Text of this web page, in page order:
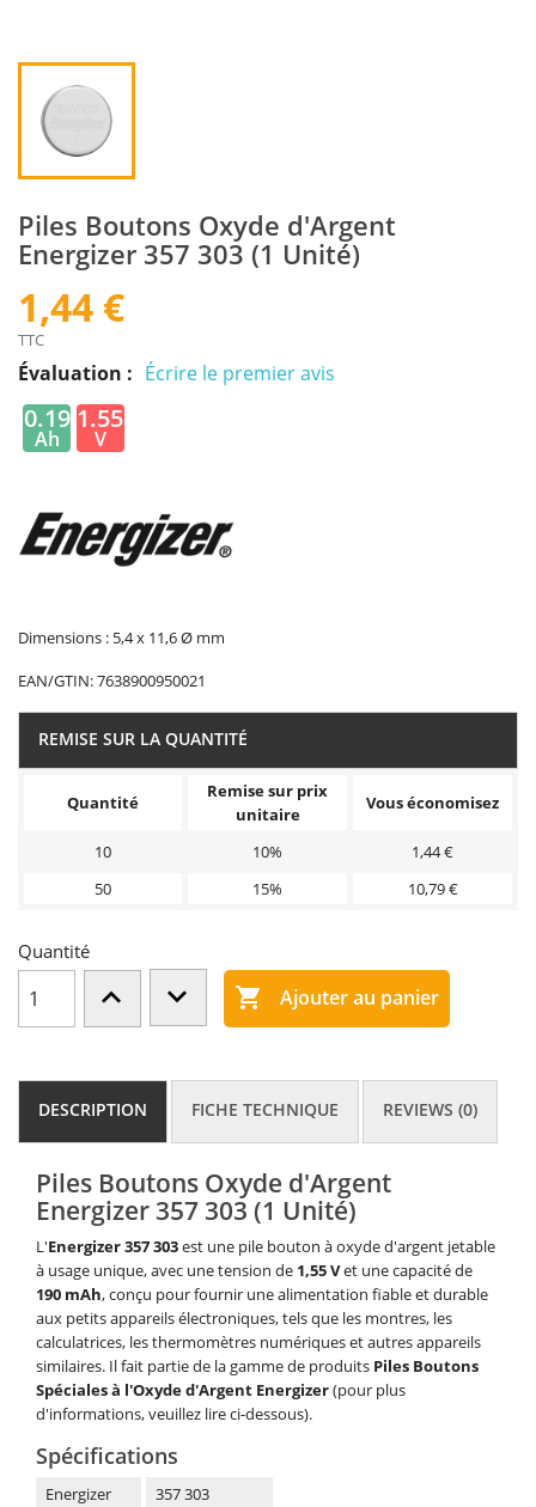
Piles Boutons Oxyde d'Argent
Energizer 357 303 (1 Unité)
1,44 €
TTC
Évaluation : Écrire le premier avis
0.19
Ah
1.55
V
Dimensions : 5,4 x 11,6 Ø mm
EAN/GTIN:7638900950021
REMISE SUR LA QUANTITÉ
Quantité
Remise sur prix
unitaire
Vous économisez
10 10%
1,44 €
50
15% 10,79 €
Quantité
 Ajouter au panier
DESCRIPTION FICHE TECHNIQUE REVIEWS (0)
Piles Boutons Oxyde d'Argent
Energizer 357 303 (1 Unité)
L'Energizer 357 303est une pile bouton à oxyde d'argent jetable
à usage unique, avec une tension de 1,55 Vet une capacité de
190 mAh, conçu pour fournir une alimentation fiable et durable
aux petits appareils électroniques, tels que les montres, les
calculatrices, les thermomètres numériques et autres appareils
similaires. Il fait partie de la gamme de produits Piles Boutons
Spéciales à l'Oxyde d'Argent Energizer(pour plus
d'informations, veuillez lire ci-dessous).
Spécifications
Energizer
357 303